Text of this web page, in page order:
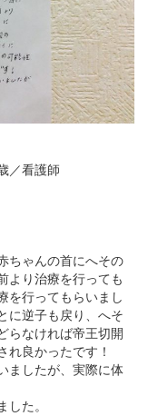
／看護師
ちゃんの首にへその
より治療を行っても
を行ってもらいまし
に逆子も戻り、へそ
らなければ帝王切開
良かったです！
ましたが、実際に体
た。